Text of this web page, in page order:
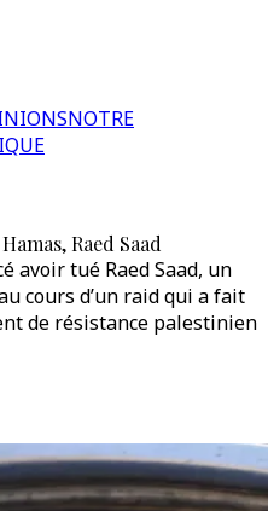
NOTRE
Raed Saad
avoir tué Raed Saad, un
cours d’un raid qui a fait
de résistance palestinien